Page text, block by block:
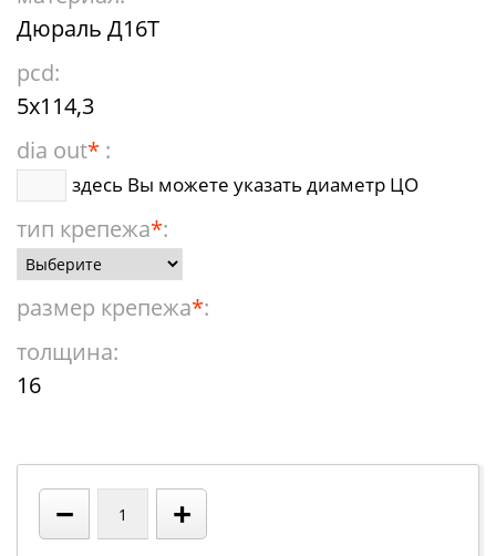
Дюраль Д16Т
pcd:
5x114,3
dia out* :
здесь Вы можете указать диаметр ЦО
тип крепежа*:
размер крепежа*:
толщина:
16
− +